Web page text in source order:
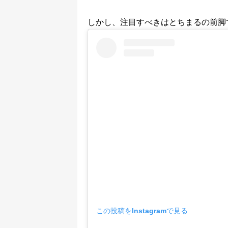
しかし、注目すべきはとちまるの前
この投稿をInstagramで見る